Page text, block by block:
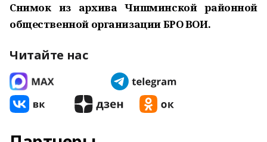
Снимок из архива Чишминской районной
общественной организации БРО ВОИ.
Читайте нас